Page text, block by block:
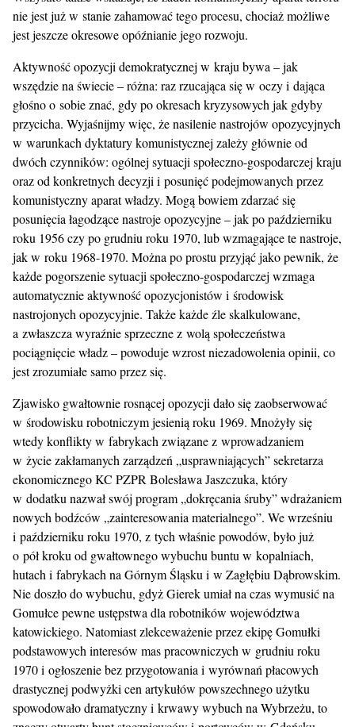
nie jest już w stanie zahamować tego procesu, chociaż możliwe
jest jeszcze okresowe opóźnianie jego rozwoju.
Aktywność opozycji demokratycznej w kraju bywa – jak
wszędzie na świecie – różna: raz rzucająca się w oczy i dająca
głośno o sobie znać, gdy po okresach kryzysowych jak gdyby
przycicha. Wyjaśnijmy więc, że nasilenie nastrojów opozycyjnych
w warunkach dyktatury komunistycznej zależy głównie od
dwóch czynników: ogólnej sytuacji społeczno-gospodarczej kraju
oraz od konkretnych decyzji i posunięć podejmowanych przez
komunistyczny aparat władzy. Mogą bowiem zdarzać się
posunięcia łagodzące nastroje opozycyjne – jak po październiku
roku 1956 czy po grudniu roku 1970, lub wzmagające te nastroje,
jak w roku 1968-1970. Można po prostu przyjąć jako pewnik, że
każde pogorszenie sytuacji społeczno-gospodarczej wzmaga
automatycznie aktywność opozycjonistów i środowisk
nastrojonych opozycyjnie. Także każde źle skalkulowane,
a zwłaszcza wyraźnie sprzeczne z wolą społeczeństwa
pociągnięcie władz – powoduje wzrost niezadowolenia opinii, co
jest zrozumiałe samo przez się.
Zjawisko gwałtownie rosnącej opozycji dało się zaobserwować
w środowisku robotniczym jesienią roku 1969. Mnożyły się
wtedy konflikty w fabrykach związane z wprowadzaniem
w życie zakłamanych zarządzeń „usprawniających” sekretarza
ekonomicznego KC PZPR Bolesława Jaszczuka, który
w dodatku nazwał swój program „dokręcania śruby” wdrażaniem
nowych bodźców „zainteresowania materialnego”. We wrześniu
i październiku roku 1970, z tych właśnie powodów, było już
o pół kroku od gwałtownego wybuchu buntu w kopalniach,
hutach i fabrykach na Górnym Śląsku i w Zagłębiu Dąbrowskim.
Nie doszło do wybuchu, gdyż Gierek umiał na czas wymusić na
Gomułce pewne ustępstwa dla robotników województwa
katowickiego. Natomiast zlekceważenie przez ekipę Gomułki
podstawowych interesów mas pracowniczych w grudniu roku
1970 i ogłoszenie bez przygotowania i wyrównań płacowych
drastycznej podwyżki cen artykułów powszechnego użytku
spowodowało dramatyczny i krwawy wybuch na Wybrzeżu, to